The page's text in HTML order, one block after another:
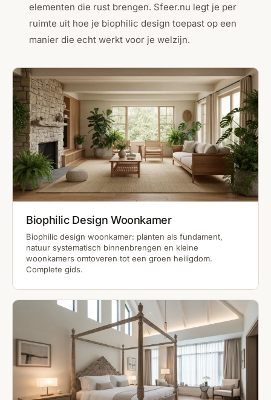
elementen die rust brengen. Sfeer.nu legt je per
ruimte uit hoe je biophilic design toepast op een
manier die echt werkt voor je welzijn.
Biophilic Design Woonkamer
Biophilic design woonkamer: planten als fundament,
natuur systematisch binnenbrengen en kleine
woonkamers omtoveren tot een groen heiligdom.
Complete gids.